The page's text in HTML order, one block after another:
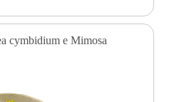
cymbidium e Mimosa